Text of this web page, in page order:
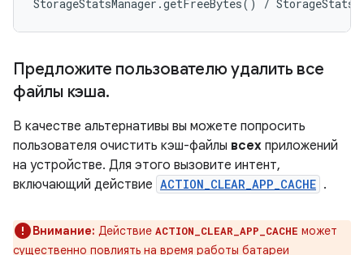
Предложите пользователю удалить все
файлы кэша.
В качестве альтернативы вы можете попросить
пользователя очистить кэш-файлы всех приложений
на устройстве. Для этого вызовите интент,
включающий действие ACTION_CLEAR_APP_CACHE .
Внимание: Действие ACTION_CLEAR_APP_CACHE может
существенно повлиять на время работы батареи